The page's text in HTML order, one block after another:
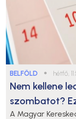
BELFÖLD ● hétfő,
Nem kellene
szombatot?
A Magyar